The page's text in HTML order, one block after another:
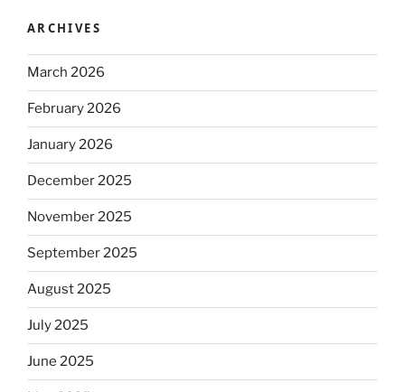
ARCHIVES
March 2026
February 2026
January 2026
December 2025
November 2025
September 2025
August 2025
July 2025
June 2025